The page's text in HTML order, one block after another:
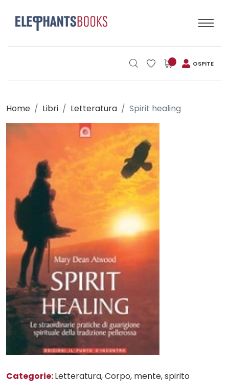
OSPITE
Home Libri Letteratura Spirit healing
Categorie:Letteratura, Corpo, mente, spirito